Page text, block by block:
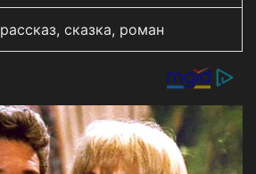
рассказ, сказка, роман